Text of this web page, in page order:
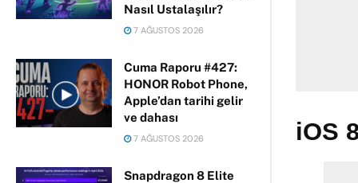
Nasıl Ustalaşılır?
7 AĞUSTOS 2026
Cuma Raporu #427:
HONOR Robot Phone,
Apple’dan tarihi gelir
ve dahası
7 AĞUSTOS 2026
Snapdragon 8 Elite
iOS